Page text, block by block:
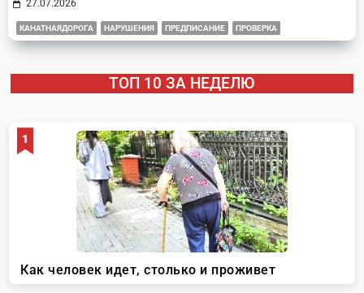
27.07.2026
КАНАТНАЯДОРОГА НАРУШЕНИЯ ПРЕДПИСАНИЕ ПРОВЕРКА
ТОП 10 ЗА НЕДЕЛЮ